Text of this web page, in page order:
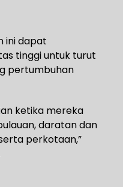
ini dapat
tinggi untuk turut
pertumbuhan
ketika mereka
daratan dan
perkotaan,”